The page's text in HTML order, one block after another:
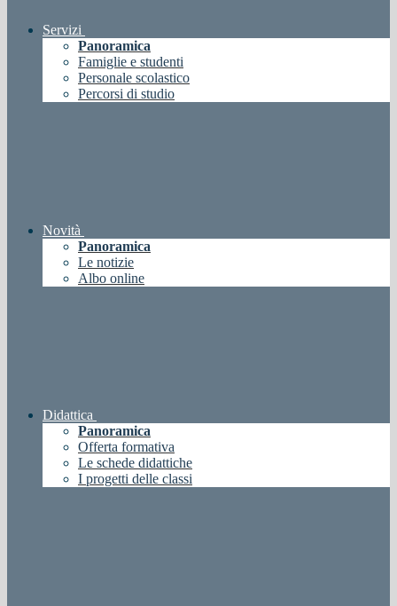
Servizi
Panoramica
Famiglie e studenti
Personale scolastico
Percorsi di studio
Novità
Panoramica
Le notizie
Albo online
Didattica
Panoramica
Offerta formativa
Le schede didattiche
I progetti delle classi